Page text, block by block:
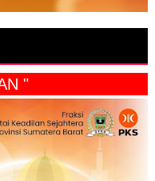
" IKLAN "